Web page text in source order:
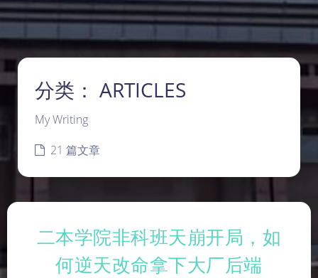
分类： ARTICLES
My Writing
21 篇文章
二本学院非科班天崩开局，如
何逆天改命拿下大厂后端